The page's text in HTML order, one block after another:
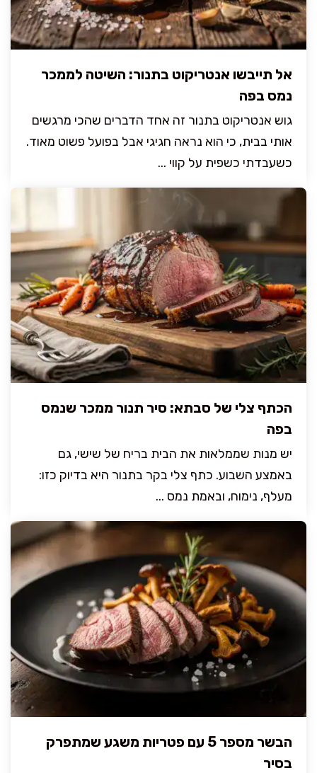
אל תייבשו אנטריקוט בתנור: השיטה לממכר
נמס בפה
גוש אנטריקוט בתנור זה אחד הדברים שהכי מרגשים
אותי בבית, כי הוא נראה חגיגי אבל בפועל פשוט מאוד.
כשעבדתי כשפית על קווי ...
הכתף צלי של סבתא: סיר תנור ממכר שנמס
בפה
יש מנות שממלאות את הבית בריח של שישי, גם
באמצע השבוע. כתף צלי בקר בתנור היא בדיוק כזו:
מעלף, נימוח, ובאמת נמס ...
הבשר מספר 5 עם פטריות משגע שמתפרק
בסיר